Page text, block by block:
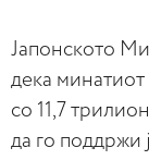
Јапонското
дека
со 11,7
да го поддржи